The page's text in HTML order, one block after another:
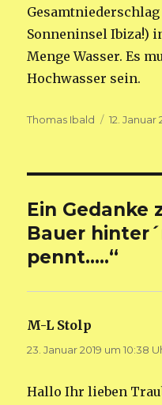
Sonneninsel Ibiza!)
Menge Wasser. Es
Hochwasser sein.
Autor
Thomas Ibald 12. Januar
Ein Gedanke
Bauer
pennt…..“
M-L Stolp
23. Januar 2019 um 10:38
Hallo Ihr lieben